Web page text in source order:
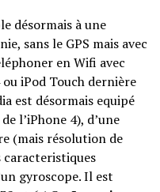
désormais à une
sans le GPS mais avec
en Wifi avec
ou iPod Touch dernière
est désormais equipé
l’iPhone 4), d’une
(mais résolution de
caracteristiques
gyroscope. Il est